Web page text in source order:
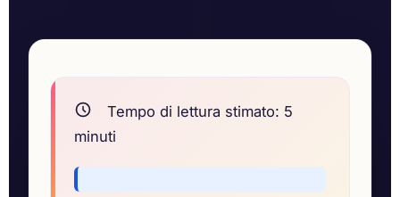
Tempo di lettura stimato: 5
minuti